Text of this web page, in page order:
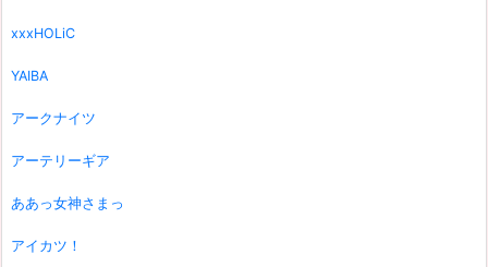
xxxHOLiC
YAIBA
アークナイツ
アーテリーギア
ああっ女神さまっ
アイカツ！